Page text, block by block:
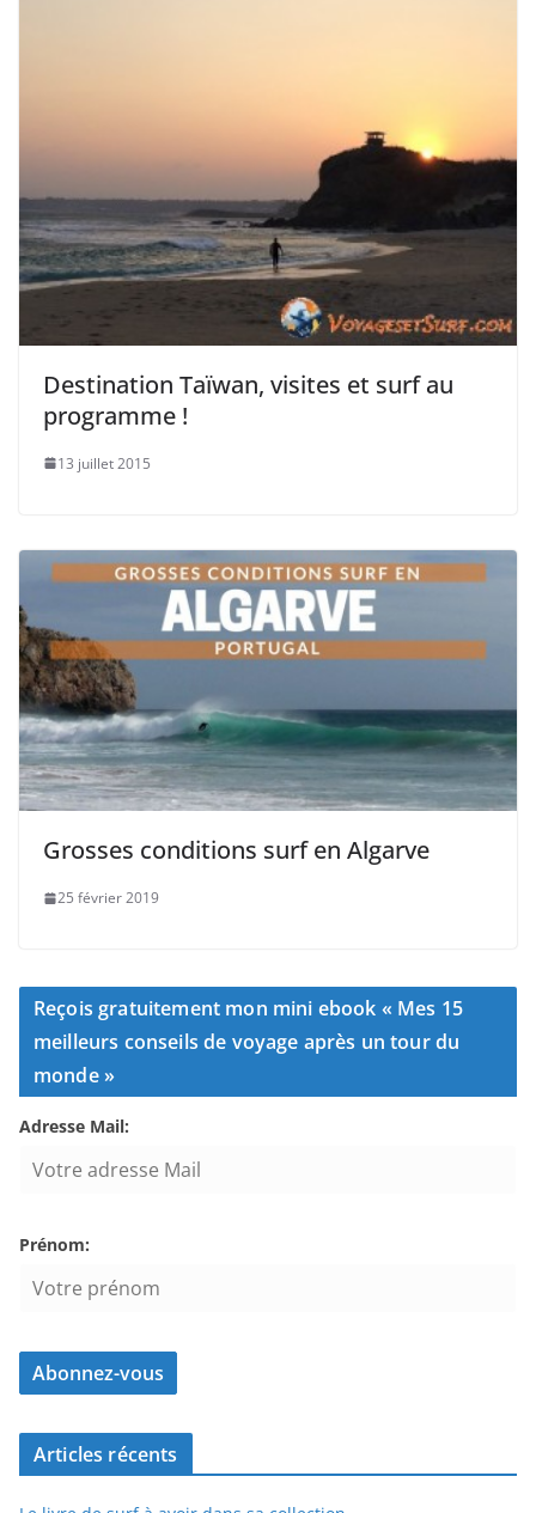
Destination Taïwan, visites et surf au
programme !
13 juillet 2015
Grosses conditions surf en Algarve
25 février 2019
Reçois gratuitement mon mini ebook « Mes 15
meilleurs conseils de voyage après un tour du
monde »
Adresse Mail:
Prénom:
Articles récents